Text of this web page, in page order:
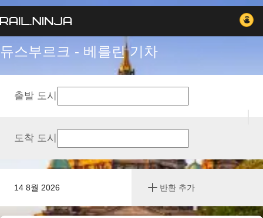
듀스부르크 - 베를린 기차
14 8월 2026 반환 추가
출발 도시
도착 도시